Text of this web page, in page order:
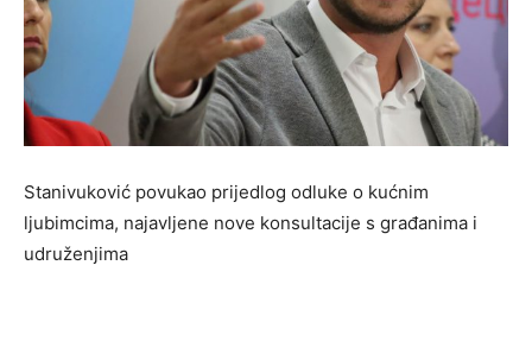
Stanivuković povukao prijedlog odluke o kućnim
ljubimcima, najavljene nove konsultacije s građanima i
udruženjima